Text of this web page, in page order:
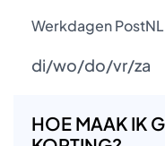
Werkdagen
di/wo/do/vr/za
HOE MAAK IK